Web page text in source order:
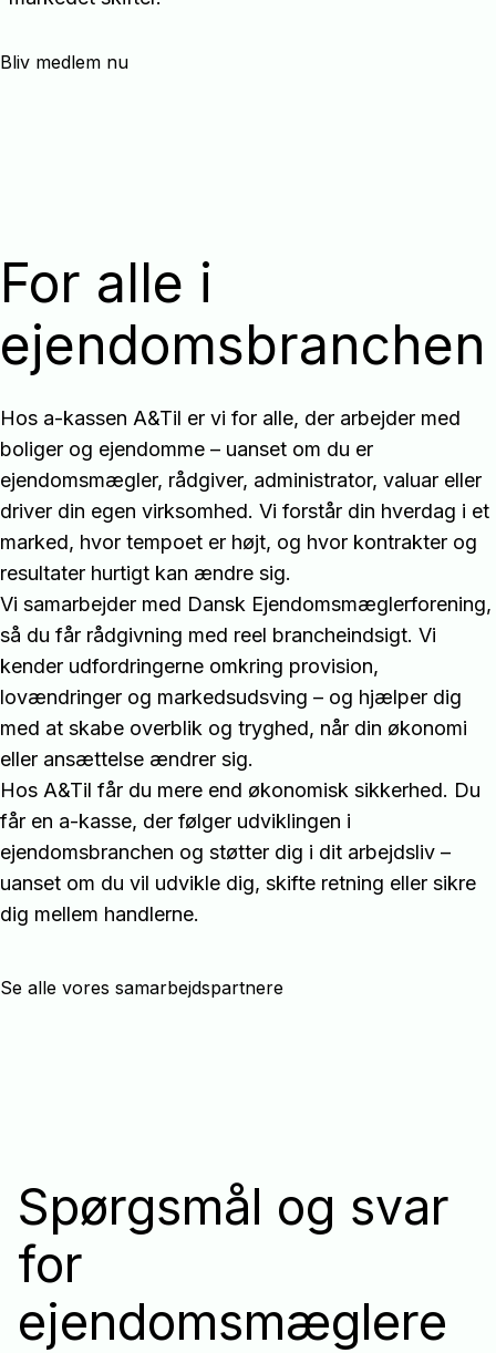
Bliv medlem nu
For alle i
ejendomsbranchen
Hos a-kassen A&Til er vi for alle, der arbejder med
boliger og ejendomme – uanset om du er
ejendomsmægler, rådgiver, administrator, valuar eller
driver din egen virksomhed. Vi forstår din hverdag i et
marked, hvor tempoet er højt, og hvor kontrakter og
resultater hurtigt kan ændre sig.
Vi samarbejder med Dansk Ejendomsmæglerforening,
så du får rådgivning med reel brancheindsigt. Vi
kender udfordringerne omkring provision,
lovændringer og markedsudsving – og hjælper dig
med at skabe overblik og tryghed, når din økonomi
eller ansættelse ændrer sig.
Hos A&Til får du mere end økonomisk sikkerhed. Du
får en a-kasse, der følger udviklingen i
ejendomsbranchen og støtter dig i dit arbejdsliv –
uanset om du vil udvikle dig, skifte retning eller sikre
dig mellem handlerne.
Se alle vores samarbejdspartnere
Spørgsmål og svar
for
ejendomsmæglere